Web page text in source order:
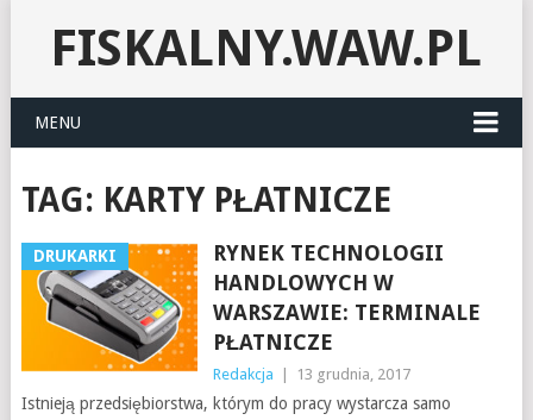
FISKALNY.WAW.PL
MENU
TAG: KARTY PŁATNICZE
DRUKARKI
RYNEK TECHNOLOGII
HANDLOWYCH W
WARSZAWIE: TERMINALE
PŁATNICZE
Redakcja 13 grudnia, 2017
Istnieją przedsiębiorstwa, którym do pracy wystarcza samo